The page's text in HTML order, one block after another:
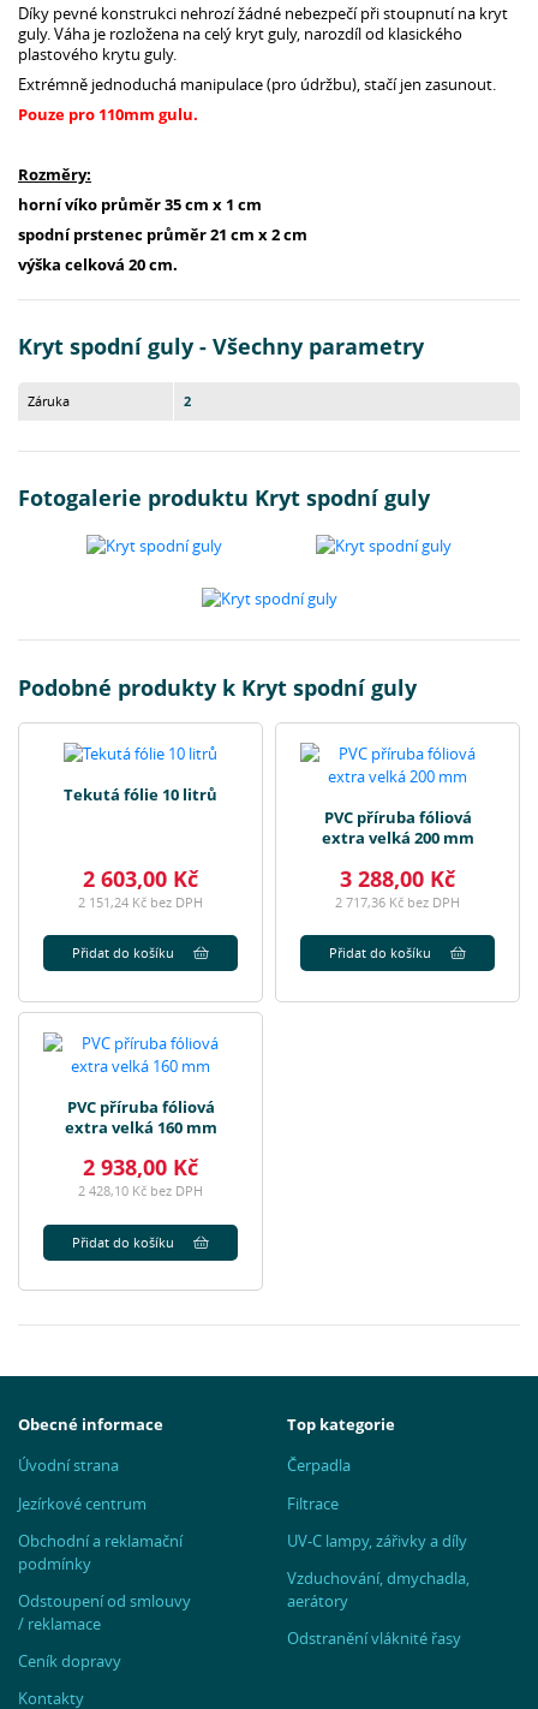
Díky pevné konstrukci nehrozí žádné nebezpečí při stoupnutí na kryt
guly. Váha je rozložena na celý kryt guly, narozdíl od klasického
plastového krytu guly.
Extrémně jednoduchá manipulace (pro údržbu), stačí jen zasunout.
Pouze pro 110mm gulu.
Rozměry:
horní víko průměr 35 cm x 1 cm
spodní prstenec průměr 21 cm x 2 cm
výška celková 20 cm.
Kryt spodní guly - Všechny parametry
Záruka 2
Fotogalerie produktu Kryt spodní guly
Podobné produkty k Kryt spodní guly
Tekutá fólie 10 litrů
2 603,00 Kč
2 151,24 Kč bez DPH
Přidat do košíku
PVC příruba fóliová
extra velká 200 mm
3 288,00 Kč
2 717,36 Kč bez DPH
Přidat do košíku
PVC příruba fóliová
extra velká 160 mm
2 938,00 Kč
2 428,10 Kč bez DPH
Přidat do košíku
Obecné informace
Úvodní strana
Jezírkové centrum
Obchodní a reklamační
podmínky
Odstoupení od smlouvy
/ reklamace
Ceník dopravy
Kontakty
Top kategorie
Čerpadla
Filtrace
UV-C lampy, zářivky a díly
Vzduchování, dmychadla,
aerátory
Odstranění vláknité řasy